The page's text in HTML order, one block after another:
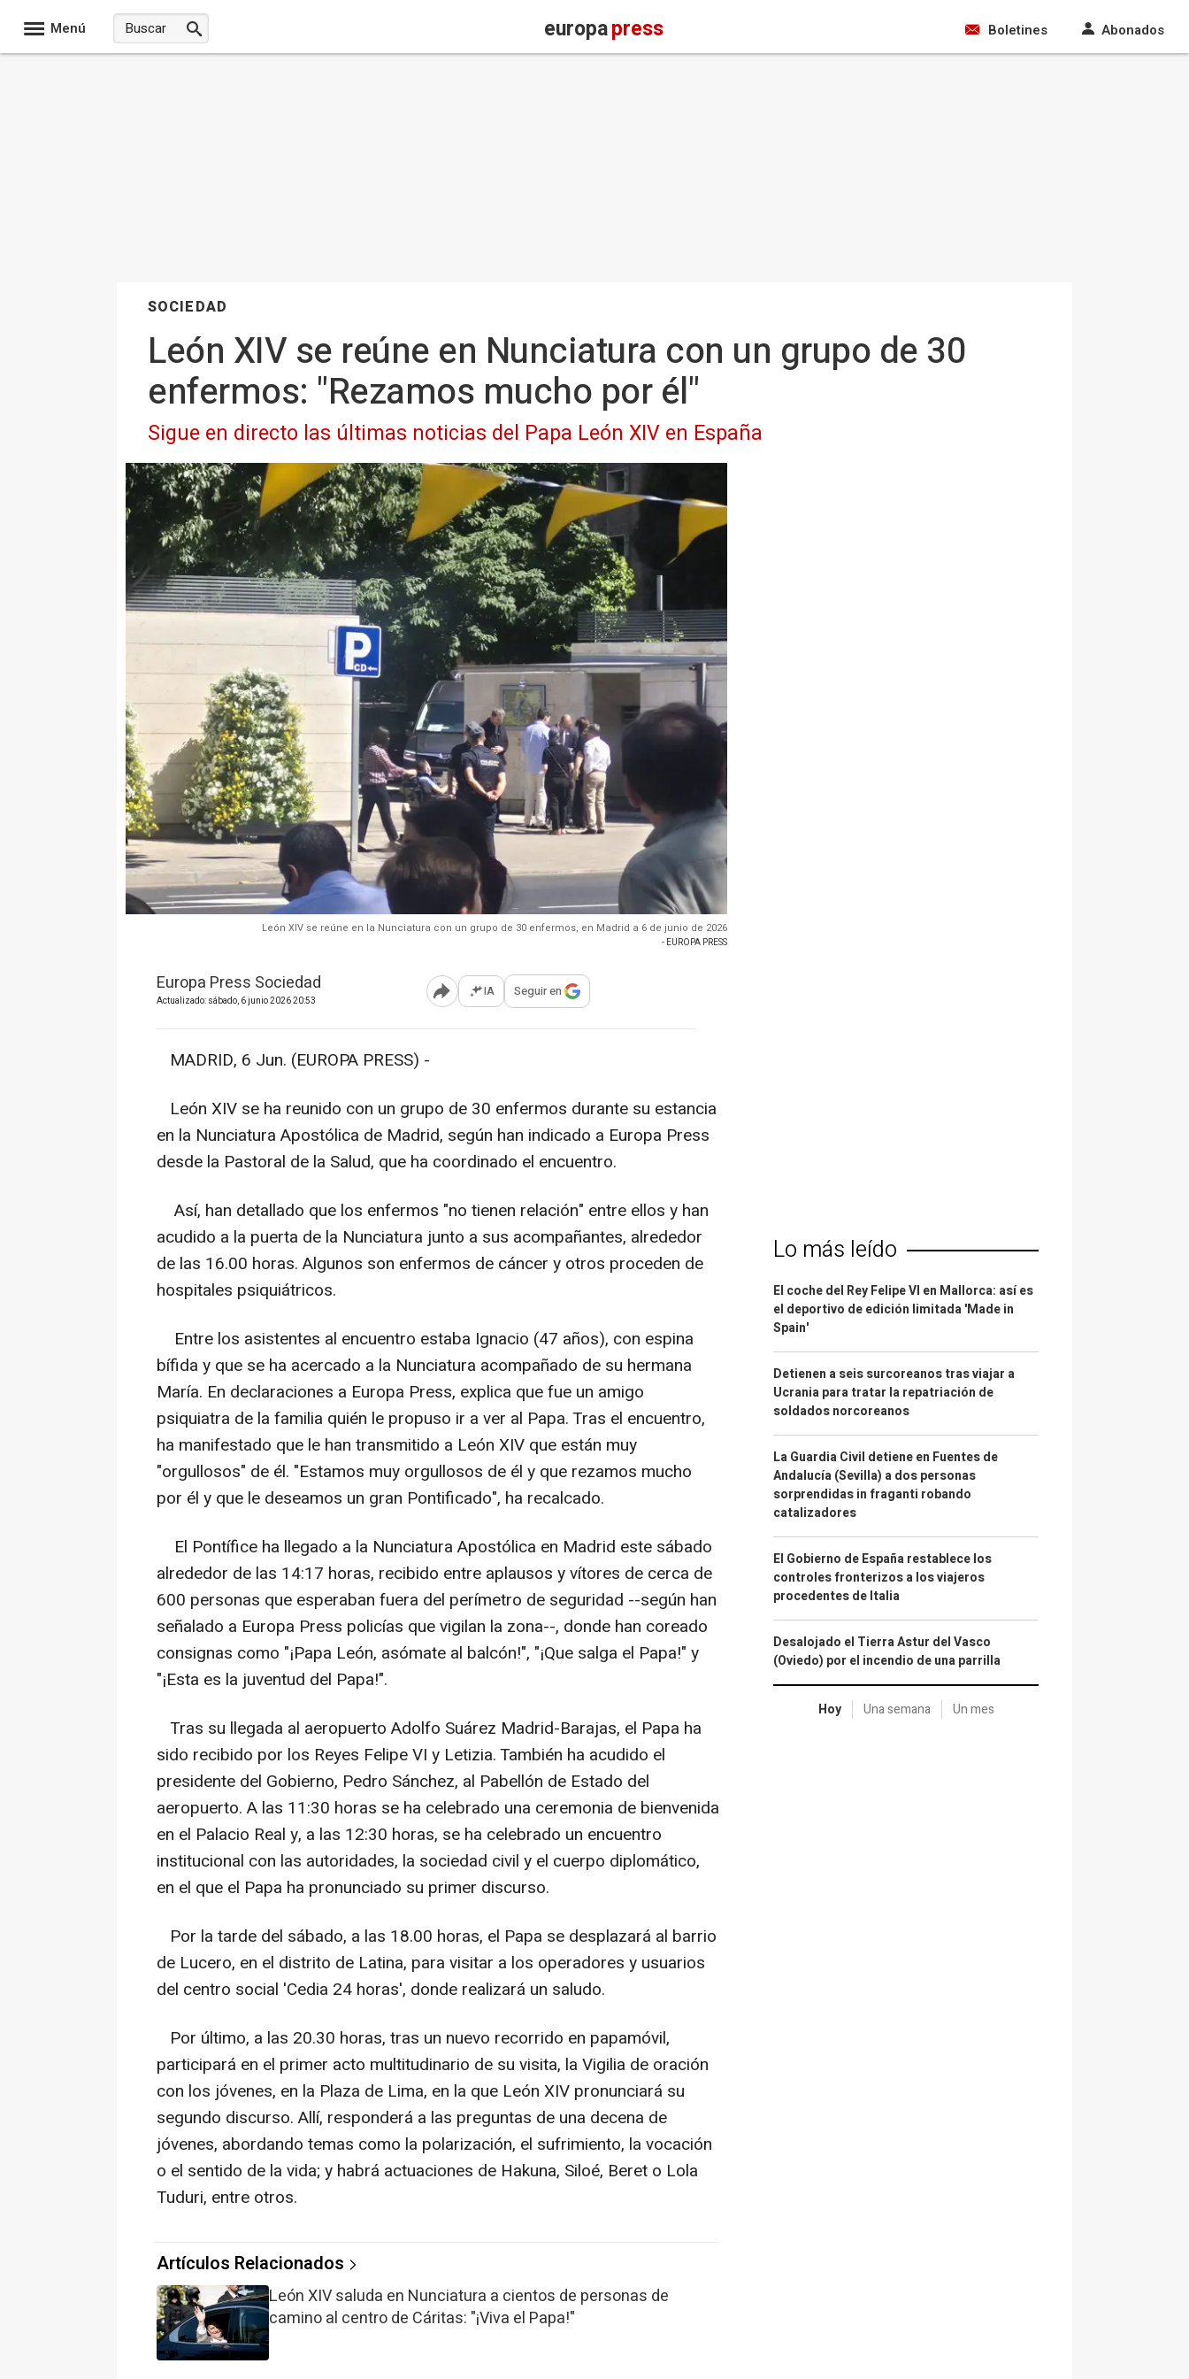
Menú europapress Boletines Abonados
SOCIEDAD
León XIV se reúne en Nunciatura con un grupo de 30
enfermos: "Rezamos mucho por él"
Sigue en directo las últimas noticias del Papa León XIV en España
León XIV se reúne en la Nunciatura con un grupo de 30 enfermos, en Madrid a 6 de junio de 2026
- EUROPA PRESS
Europa Press Sociedad
Actualizado: sábado, 6 junio 2026 20:53 Abrir opciones para compartir
IA Seguir en
MADRID, 6 Jun. (EUROPA PRESS) -
León XIV se ha reunido con un grupo de 30 enfermos durante su estancia
en la Nunciatura Apostólica de Madrid, según han indicado a Europa Press
desde la Pastoral de la Salud, que ha coordinado el encuentro.
Así, han detallado que los enfermos "no tienen relación" entre ellos y han
acudido a la puerta de la Nunciatura junto a sus acompañantes, alrededor
de las 16.00 horas. Algunos son enfermos de cáncer y otros proceden de
hospitales psiquiátricos.
Entre los asistentes al encuentro estaba Ignacio (47 años), con espina
bífida y que se ha acercado a la Nunciatura acompañado de su hermana
María. En declaraciones a Europa Press, explica que fue un amigo
psiquiatra de la familia quién le propuso ir a ver al Papa. Tras el encuentro,
ha manifestado que le han transmitido a León XIV que están muy
"orgullosos" de él. "Estamos muy orgullosos de él y que rezamos mucho
por él y que le deseamos un gran Pontificado", ha recalcado.
El Pontífice ha llegado a la Nunciatura Apostólica en Madrid este sábado
alrededor de las 14:17 horas, recibido entre aplausos y vítores de cerca de
600 personas que esperaban fuera del perímetro de seguridad --según han
señalado a Europa Press policías que vigilan la zona--, donde han coreado
consignas como "¡Papa León, asómate al balcón!", "¡Que salga el Papa!" y
"¡Esta es la juventud del Papa!".
Tras su llegada al aeropuerto Adolfo Suárez Madrid-Barajas, el Papa ha
sido recibido por los Reyes Felipe VI y Letizia. También ha acudido el
presidente del Gobierno, Pedro Sánchez, al Pabellón de Estado del
aeropuerto. A las 11:30 horas se ha celebrado una ceremonia de bienvenida
en el Palacio Real y, a las 12:30 horas, se ha celebrado un encuentro
institucional con las autoridades, la sociedad civil y el cuerpo diplomático,
en el que el Papa ha pronunciado su primer discurso.
Por la tarde del sábado, a las 18.00 horas, el Papa se desplazará al barrio
de Lucero, en el distrito de Latina, para visitar a los operadores y usuarios
del centro social 'Cedia 24 horas', donde realizará un saludo.
Por último, a las 20.30 horas, tras un nuevo recorrido en papamóvil,
participará en el primer acto multitudinario de su visita, la Vigilia de oración
con los jóvenes, en la Plaza de Lima, en la que León XIV pronunciará su
segundo discurso. Allí, responderá a las preguntas de una decena de
jóvenes, abordando temas como la polarización, el sufrimiento, la vocación
o el sentido de la vida; y habrá actuaciones de Hakuna, Siloé, Beret o Lola
Tuduri, entre otros.
Artículos Relacionados
León XIV saluda en Nunciatura a cientos de personas de
camino al centro de Cáritas: "¡Viva el Papa!"
Lo más leído
El coche del Rey Felipe VI en Mallorca: así es
el deportivo de edición limitada 'Made in
Spain'
Detienen a seis surcoreanos tras viajar a
Ucrania para tratar la repatriación de
soldados norcoreanos
La Guardia Civil detiene en Fuentes de
Andalucía (Sevilla) a dos personas
sorprendidas in fraganti robando
catalizadores
El Gobierno de España restablece los
controles fronterizos a los viajeros
procedentes de Italia
Desalojado el Tierra Astur del Vasco
(Oviedo) por el incendio de una parrilla
Hoy Una semana Un mes